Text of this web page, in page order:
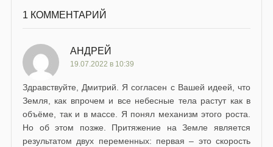
1 КОММЕНТАРИЙ
АНДРЕЙ
19.07.2022 в 10:39
Здравствуйте, Дмитрий. Я согласен с Вашей идеей, что
Земля, как впрочем и все небесные тела растут как в
объёме, так и в массе. Я понял механизм этого роста.
Но об этом позже. Притяжение на Земле является
результатом двух переменных: первая – это скорость